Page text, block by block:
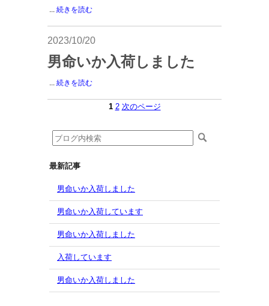
... 続きを読む
2023/10/20
男命いか入荷しました
... 続きを読む
1 2 次のページ
最新記事
男命いか入荷しました
男命いか入荷しています
男命いか入荷しました
入荷しています
男命いか入荷しました